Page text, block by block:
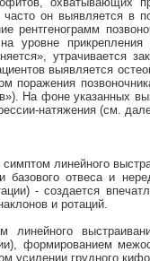
он выявляется в
рентгенограмм
уровне
утрачивается
выявляется
поражения
На фоне указанных
натяжения (см.
линейного
базового отвеса и
- создается
и ротаций.
формированием
грудного